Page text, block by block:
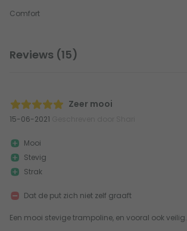
Comfort
Reviews (15)
Zeer mooi
15-06-2021
Een mooi stevige trampoline, en vooral ook veilig.
Mooi
Stevig
Strak
Dat de put zich niet zelf graaft